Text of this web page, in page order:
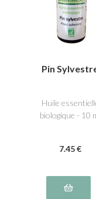
Pin
Huile
biologique - 10
7.45 €